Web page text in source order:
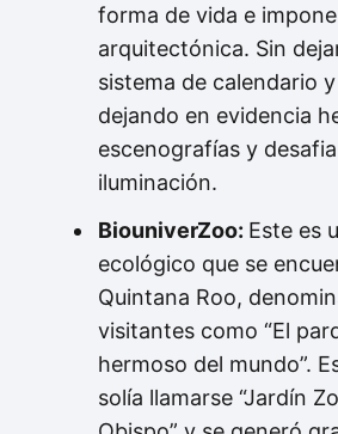
forma de vida e
arquitectónica. Sin
sistema de calendario
dejando en evidencia
escenografías y
iluminación.
BiouniverZoo: Este es
ecológico que se
Quintana Roo,
visitantes como “El
hermoso del mundo”.
solía llamarse “Jardín